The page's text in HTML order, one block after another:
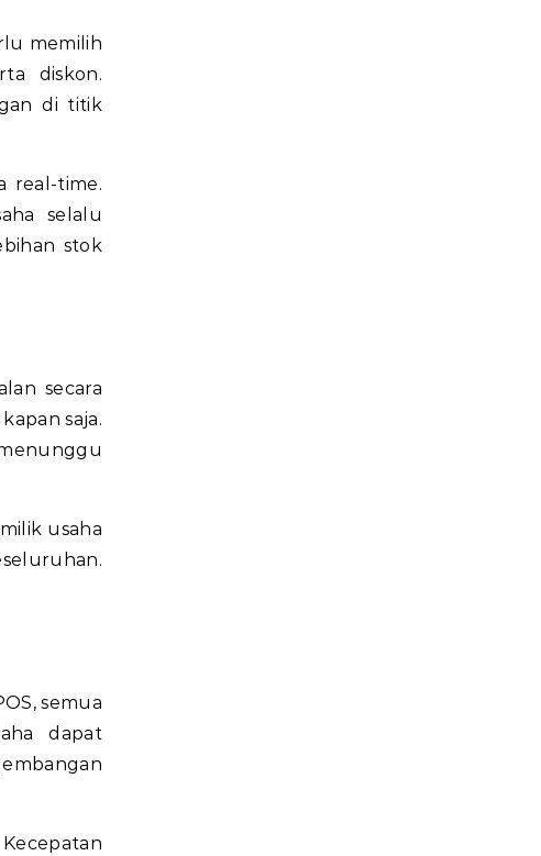
memilih
diskon.
di titik
real-time.
selalu
stok
secara
saja.
usaha
semua
dapat